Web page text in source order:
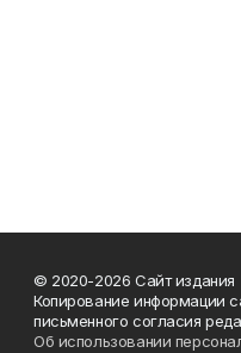
© 2020-2026 Сайт издания
Копирование информации
письменного согласия
Об использовании